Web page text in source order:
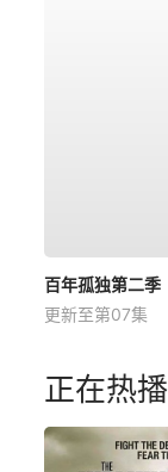
百年孤独第二季
更新至第07集
正在热播